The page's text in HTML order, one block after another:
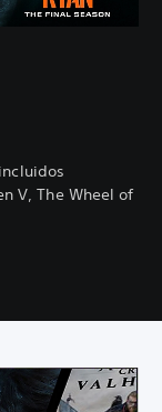
V, The Wheel of